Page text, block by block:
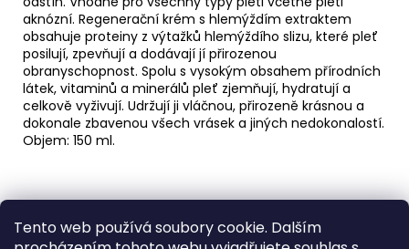
Tento web používá soubory cookie. Dalším
aknózní. Regenerační krém s hlemýždím extraktem
obsahuje proteiny z výtažků hlemýždího slizu, které pleť
posilují, zpevňují a dodávají jí přirozenou
obranyschopnost. Spolu s vysokým obsahem přírodních
látek, vitaminů a minerálů pleť zjemňují, hydratují a
celkově vyživují. Udržují ji vláčnou, přirozeně krásnou a
dokonale zbavenou všech vrásek a jiných nedokonalostí.
Objem: 150 ml.
PROLOŽKY
SADA
3
KUSY
67
Kč
Z
Medic Czech